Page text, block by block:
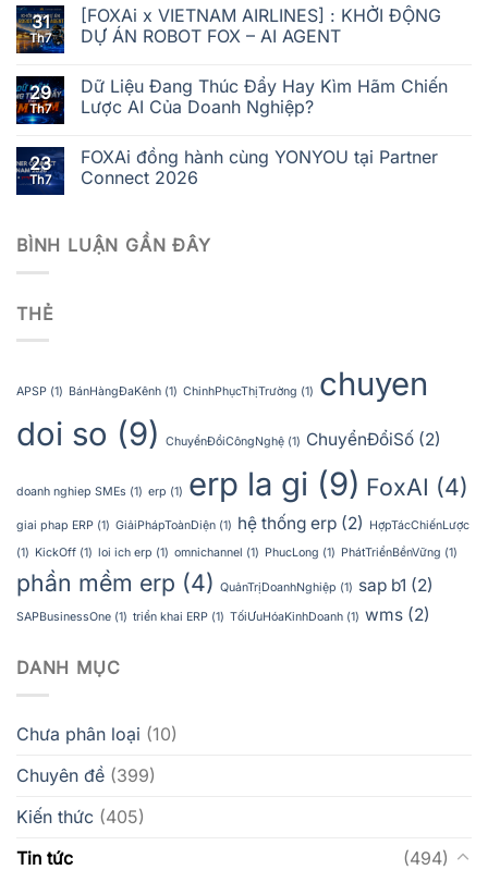
31
Th7
[FOXAi x VIETNAM AIRLINES] : KHỞI ĐỘNG
DỰ ÁN ROBOT FOX – AI AGENT
29
Th7
Dữ Liệu Đang Thúc Đẩy Hay Kìm Hãm Chiến
Lược AI Của Doanh Nghiệp?
23
Th7
FOXAi đồng hành cùng YONYOU tại Partner
Connect 2026
BÌNH LUẬN GẦN ĐÂY
THẺ
APSP (1) BánHàngĐaKênh (1) ChinhPhụcThịTrường (1) chuyen
doi so (9) ChuyểnĐổiCôngNghệ (1) ChuyểnĐổiSố (2)
doanh nghiep SMEs (1) erp (1) erp la gi (9) FoxAI (4)
giai phap ERP (1) GiảiPhápToànDiện (1) hệ thống erp (2)
HợpTácChiếnLược
(1) KickOff (1) loi ich erp (1) omnichannel (1) PhucLong (1) PhátTriểnBềnVững (1)
phần mềm erp (4) QuảnTrịDoanhNghiệp (1) sap b1 (2)
SAPBusinessOne (1) triển khai ERP (1) TốiƯuHóaKinhDoanh (1) wms (2)
DANH MỤC
Chưa phân loại (10)
Chuyên đề (399)
Kiến thức (405)
Tin tức
(494)